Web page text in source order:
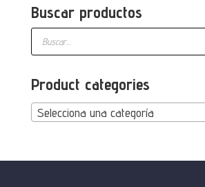
Buscar productos
Búsqueda
productos
Product categories
Selecciona una categoría